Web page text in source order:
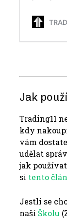
Jak
Trading11
kdy
vám
udělat
jak
si tento
Jestli se
naší Školu